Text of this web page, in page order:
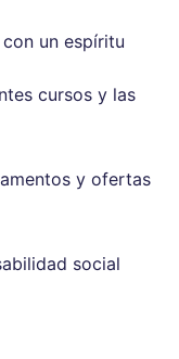
un espíritu
cursos y las
y ofertas
social